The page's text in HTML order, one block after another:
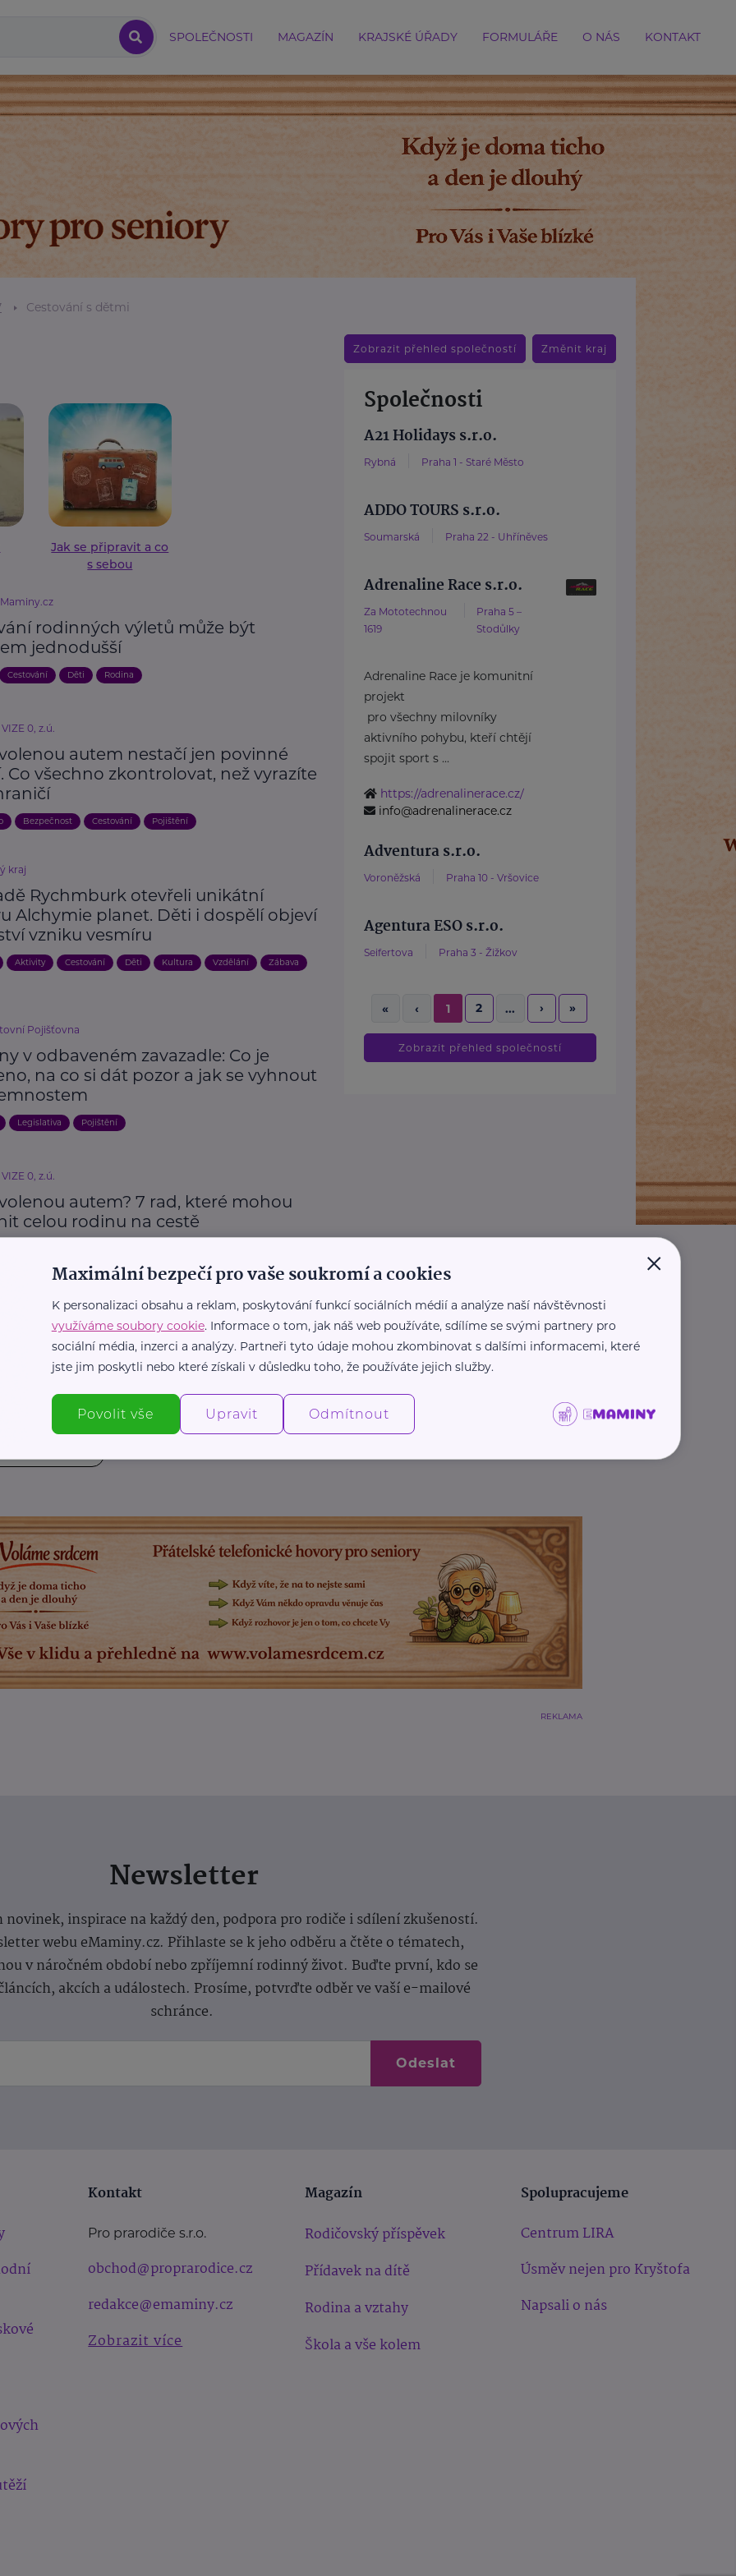
SPOLEČNOSTI MAGAZÍN KRAJSKÉ ÚŘADY FORMULÁŘE O NÁS KONTAKT
Cestování s dětmi
Jak se připravit a co
s sebou
rodinných výletů může být
jednodušší
Cestování Děti Rodina
0, z.ú.
autem nestačí jen povinné
Co všechno zkontrolovat, než vyrazíte
Bezpečnost Cestování Pojištění
kraj
Rychmburk otevřeli unikátní
Alchymie planet. Děti i dospělí objeví
vzniku vesmíru
Aktivity Cestování Děti Kultura Vzdělání Zábava
Pojišťovna
v odbaveném zavazadle: Co je
na co si dát pozor a jak se vyhnout
Legislativa Pojištění
0, z.ú.
autem? 7 rad, které mohou
celou rodinu na cestě
0, z.ú.
na dovolenou. Na co si dát
aby se vysněný výlet nezměnil ve stres
Zobrazit přehled společností Změnit kraj
Společnosti
A21 Holidays s.r.o.
Rybná Praha 1 - Staré Město
ADDO TOURS s.r.o.
Soumarská Praha 22 - Uhříněves
Adrenaline Race s.r.o.
Za Mototechnou
1619
Praha 5 –
Stodůlky
Adrenaline Race je komunitní
projekt
pro všechny milovníky
aktivního pohybu, kteří chtějí
spojit sport s ...
https://adrenalinerace.cz/
info@adrenalinerace.cz
Adventura s.r.o.
Voroněžská Praha 10 - Vršovice
Agentura ESO s.r.o.
Seifertova Praha 3 - Žižkov
« ‹ 1 2 ... › »
Zobrazit přehled společností
REKLAMA
Newsletter
novinek, inspirace na každý den, podpora pro rodiče i sdílení zkušeností.
webu eMaminy.cz. Přihlaste se k jeho odběru a čtěte o tématech,
v náročném období nebo zpříjemní rodinný život. Buďte první, kdo se
akcích a událostech. Prosíme, potvrďte odběr ve vaší e-mailové
schránce.
Odeslat
Kontakt
Pro prarodiče s.r.o.
obchod@proprarodice.cz
redakce@emaminy.cz
Zobrazit více
Magazín
Rodičovský příspěvek
Přídavek na dítě
Rodina a vztahy
Škola a vše kolem
Spolupracujeme
Centrum LIRA
Úsměv nejen pro Kryštofa
Napsali o nás
×
Maximální bezpečí pro vaše soukromí a cookies
K personalizaci obsahu a reklam, poskytování funkcí sociálních médií a analýze naší návštěvnosti
využíváme soubory cookie. Informace o tom, jak náš web používáte, sdílíme se svými partnery pro
sociální média, inzerci a analýzy. Partneři tyto údaje mohou zkombinovat s dalšími informacemi, které
jste jim poskytli nebo které získali v důsledku toho, že používáte jejich služby.
Povolit vše Upravit Odmítnout